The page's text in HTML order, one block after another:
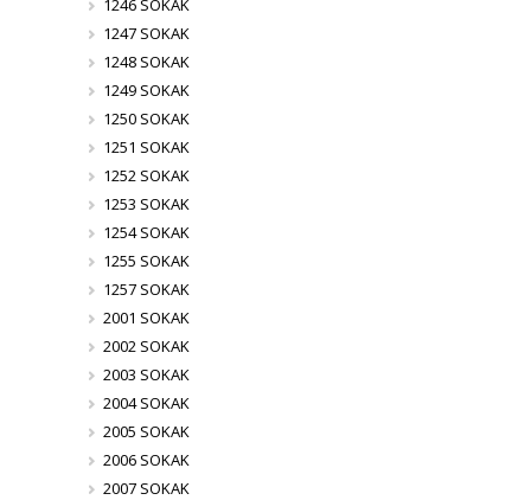
1246 SOKAK
1247 SOKAK
1248 SOKAK
1249 SOKAK
1250 SOKAK
1251 SOKAK
1252 SOKAK
1253 SOKAK
1254 SOKAK
1255 SOKAK
1257 SOKAK
2001 SOKAK
2002 SOKAK
2003 SOKAK
2004 SOKAK
2005 SOKAK
2006 SOKAK
2007 SOKAK